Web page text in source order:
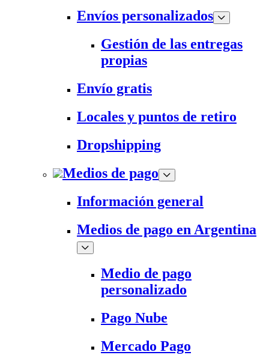
Envíos personalizados
Gestión de las entregas
propias
Envío gratis
Locales y puntos de retiro
Dropshipping
Medios de pago
Información general
Medios de pago en Argentina
Medio de pago
personalizado
Pago Nube
Mercado Pago